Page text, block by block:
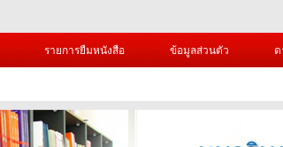
รายการยืมหนังสือ ข้อมูลส่วนตัว ด